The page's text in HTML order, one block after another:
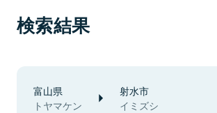
検索結果
富山県
トヤマケン
射水市
イミズシ